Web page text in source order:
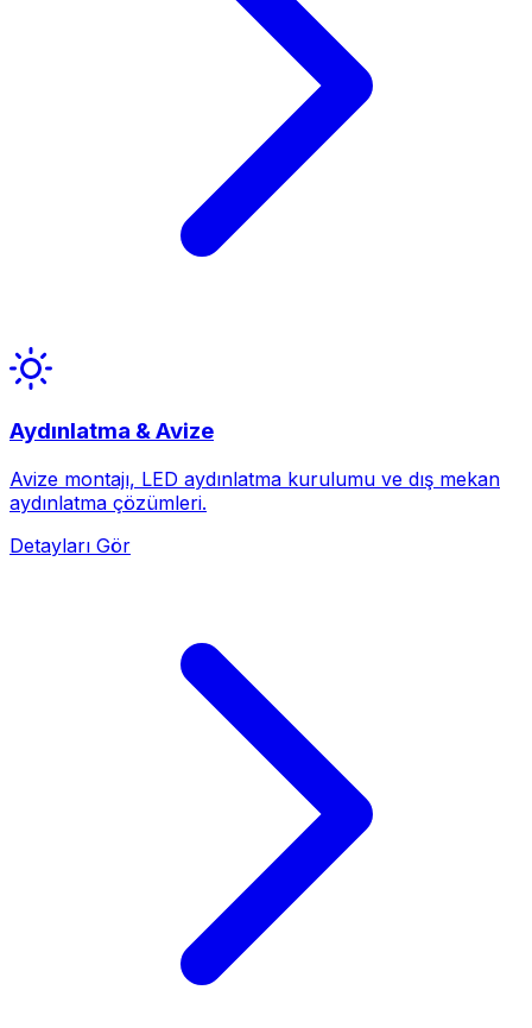
Aydınlatma & Avize
Avize montajı, LED aydınlatma kurulumu ve dış mekan
aydınlatma çözümleri.
Detayları Gör